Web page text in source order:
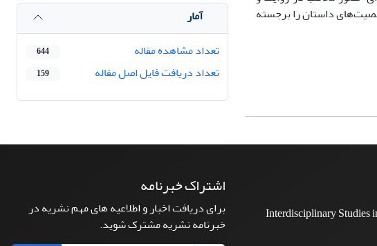
داستان را برجسته
آمار
تعداد مشاهده مقاله
644
تعداد دریافت فایل اصل مقاله 159
Interdisciplinary Studies
اشتراک خبرنامه
برای دریافت اخبار و اطلاعیه های مهم نشریه در
خبرنامه نشریه مشترک شوید.